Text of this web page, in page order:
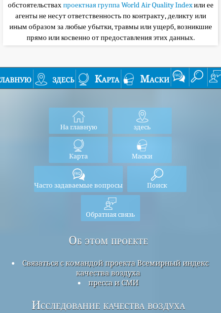
обстоятельствахпроектная группа World Air Quality Indexили ее
агенты не несут ответственность по контракту, деликту или
иным образом за любые убытки, травмы или ущерб, возникшие
прямо или косвенно от предоставления этих данных.
здесь Карта Маски
На главную здесь
Карта Маски
Часто задаваемые вопросы Поиск
Обратная связь
Об этом проекте
Связаться с командой проекта Всемирный индекс
качества воздуха
пресса и СМИ
Исследование качества воздуха